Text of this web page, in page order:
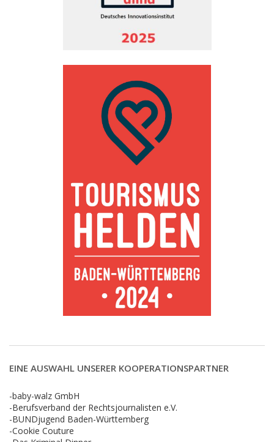
EINE AUSWAHL UNSERER KOOPERATIONSPARTNER
-baby-walz GmbH
-Berufsverband der Rechtsjournalisten e.V.
-BUNDjugend Baden-Württemberg
-Cookie Couture